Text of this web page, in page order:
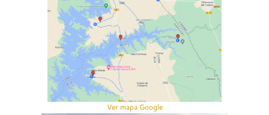
Ver mapa Google